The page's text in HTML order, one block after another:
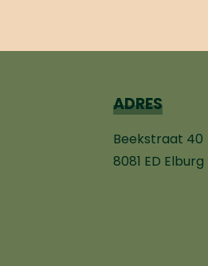
ADRES
Beekstraat 40
8081 ED Elburg